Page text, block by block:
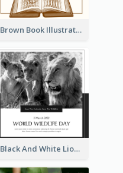
Brown Book Illustration Book And Copyright Day Instagram Post
Black And White Lion World Wildlife Day Instagram Post